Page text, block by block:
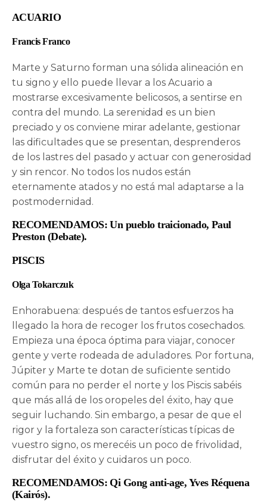
ACUARIO
Francis Franco
Marte y Saturno forman una sólida alineación en
tu signo y ello puede llevar a los Acuario a
mostrarse excesivamente belicosos, a sentirse en
contra del mundo. La serenidad es un bien
preciado y os conviene mirar adelante, gestionar
las dificultades que se presentan, desprenderos
de los lastres del pasado y actuar con generosidad
y sin rencor. No todos los nudos están
eternamente atados y no está mal adaptarse a la
postmodernidad.
RECOMENDAMOS: Un pueblo traicionado, Paul
Preston (Debate).
PISCIS
Olga Tokarczuk
Enhorabuena: después de tantos esfuerzos ha
llegado la hora de recoger los frutos cosechados.
Empieza una época óptima para viajar, conocer
gente y verte rodeada de aduladores. Por fortuna,
Júpiter y Marte te dotan de suficiente sentido
común para no perder el norte y los Piscis sabéis
que más allá de los oropeles del éxito, hay que
seguir luchando. Sin embargo, a pesar de que el
rigor y la fortaleza son características típicas de
vuestro signo, os merecéis un poco de frivolidad,
disfrutar del éxito y cuidaros un poco.
RECOMENDAMOS: Qi Gong anti-age, Yves Réquena
(Kairós).